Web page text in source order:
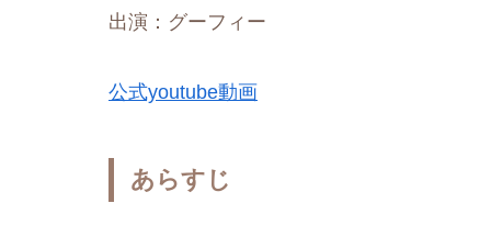
出演：グーフィー
公式youtube動画
あらすじ